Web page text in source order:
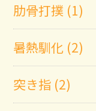
肋骨打撲 (1)
暑熱馴化 (2)
突き指 (2)